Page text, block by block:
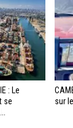
: Le
se
sur